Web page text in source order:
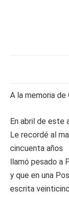
A la memoria de
En abril de este
Le recordé al
cincuenta años
llamó pesado a
y que en una
escrita